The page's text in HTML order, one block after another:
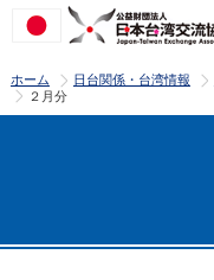
ホーム >
日台関係・台湾情報
>
２月分